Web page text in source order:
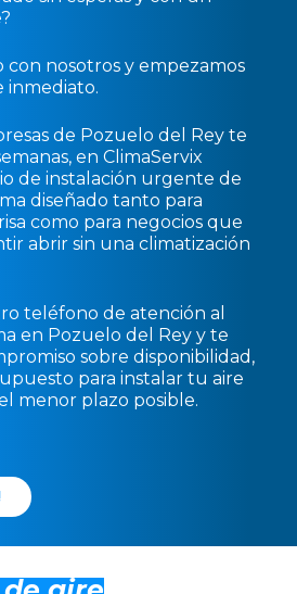
nosotros y empezamos
inmediato.
de Pozuelo del Rey te
en ClimaServix
de instalación urgente de
diseñado tanto para
como para negocios que
abrir sin una climatización
teléfono de atención al
en Pozuelo del Rey y te
sobre disponibilidad,
para instalar tu aire
menor plazo posible.